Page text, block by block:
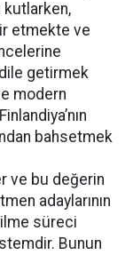
kutlarken,
etmekte ve
getirmek
modern
bahsetmek
ve bu değerin
adaylarının
süreci
Bunun